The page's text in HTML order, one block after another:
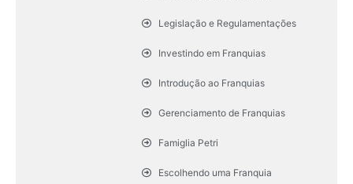
Legislação e Regulamentações
Investindo em Franquias
Introdução ao Franquias
Gerenciamento de Franquias
Famiglia Petri
Escolhendo uma Franquia